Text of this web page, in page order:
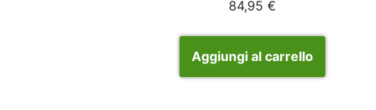
84,95€
Aggiungi al carrello